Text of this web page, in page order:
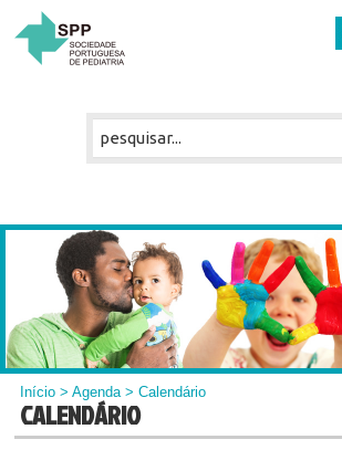
Início >Agenda> Calendário
CALENDÁRIO